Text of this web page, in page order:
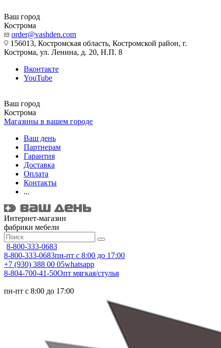
Ваш город
Кострома
order@vashden.com
156013, Костромская область, Костромской район, г.
Кострома, ул. Ленина, д. 20, Н.П. 8
Вконтакте
YouTube
Ваш город
Кострома
Магазины в вашем городе
Ваш день
Партнерам
Гарантия
Доставка
Оплата
Контакты
...
Интернет-магазин
фабрики мебели
8-800-333-0683
8-800-333-0683пн-пт с 8:00 до 17:00
+7 (930) 388 00 05whatsapp
8-804-700-41-50Опт мягкая/стулья
пн-пт с 8:00 до 17:00